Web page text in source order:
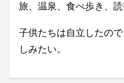
旅、温泉、食べ歩き、
子供たちは自立したの
しみたい。